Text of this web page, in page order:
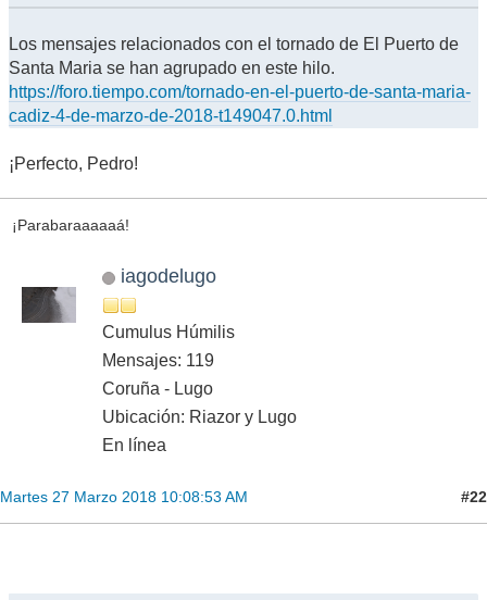
Los mensajes relacionados con el tornado de El Puerto de
Santa Maria se han agrupado en este hilo.
https://foro.tiempo.com/tornado-en-el-puerto-de-santa-maria-
cadiz-4-de-marzo-de-2018-t149047.0.html
¡Perfecto, Pedro!
¡Parabaraaaaaá!
iagodelugo
Cumulus Húmilis
Mensajes: 119
Coruña - Lugo
Ubicación: Riazor y Lugo
En línea
Martes 27 Marzo 2018 10:08:53 AM #22